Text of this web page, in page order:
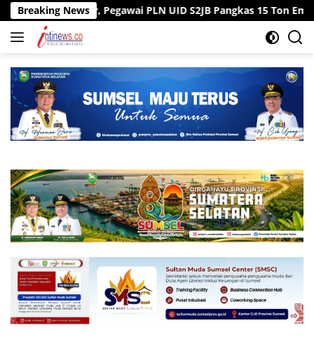
Langsung
ke
konten
Breaking News
Kantor, Pegawai PLN UID S2JB Pangkas 15 Ton Emisi Karbon